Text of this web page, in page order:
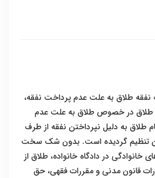
طلاق به علت عدم پرداخت نفقه،
طلاق در خصوص طلاق به علت عدم
طلاق به دلیل نپرداختن نفقه از طرف
تنظیم گردیده است. بدون شک سخت
خانوادگی در دادگاه خانواده، طلاق از
قانون مدنی و مقررات فقهی، حق